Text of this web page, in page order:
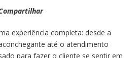
experiência completa: desde a
até o atendimento
para fazer o cliente se sentir em